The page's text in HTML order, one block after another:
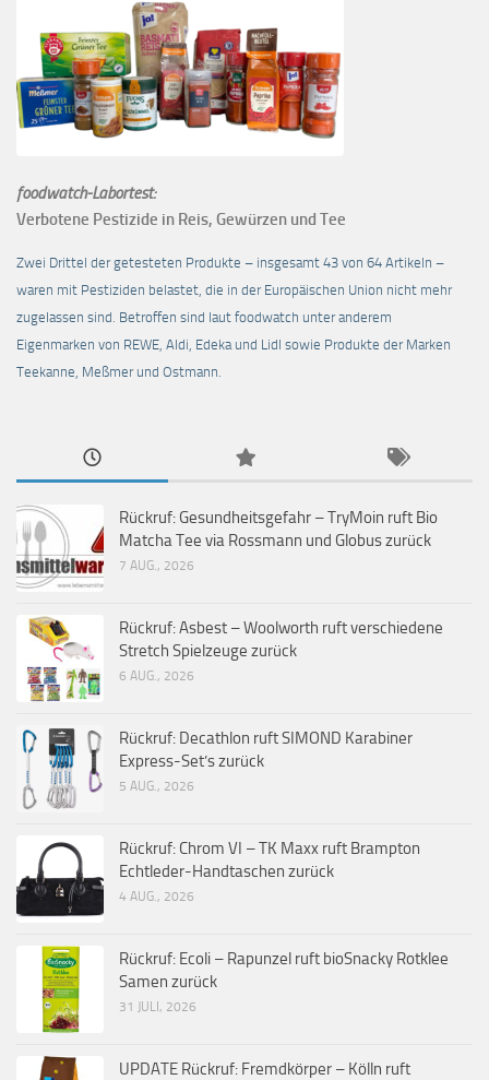
foodwatch-Labortest:
Verbotene Pestizide in Reis, Gewürzen und Tee
Zwei Drittel der getesteten Produkte – insgesamt 43 von 64 Artikeln –
waren mit Pestiziden belastet, die in der Europäischen Union nicht mehr
zugelassen sind. Betroffen sind laut foodwatch unter anderem
Eigenmarken von REWE, Aldi, Edeka und Lidl sowie Produkte der Marken
Teekanne, Meßmer und Ostmann.
Rückruf: Gesundheitsgefahr – TryMoin ruft Bio
Matcha Tee via Rossmann und Globus zurück
7 AUG., 2026
Rückruf: Asbest – Woolworth ruft verschiedene
Stretch Spielzeuge zurück
6 AUG., 2026
Rückruf: Decathlon ruft SIMOND Karabiner
Express-Set’s zurück
5 AUG., 2026
Rückruf: Chrom VI – TK Maxx ruft Brampton
Echtleder-Handtaschen zurück
4 AUG., 2026
Rückruf: Ecoli – Rapunzel ruft bioSnacky Rotklee
Samen zurück
31 JULI, 2026
UPDATE Rückruf: Fremdkörper – Kölln ruft